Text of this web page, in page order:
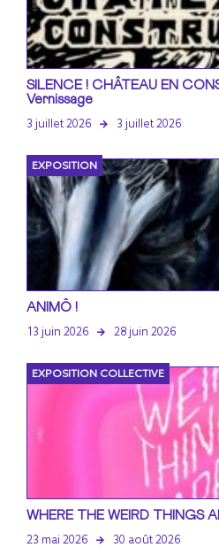
SILENCE ! CHÂTEAU EN
Vernissage
3 juillet 2026 3 juillet 2026
EXPOSITION
ANIMÔ !
13 juin 2026 28 juin 2026
EXPOSITION COLLECTIVE
WHERE THE WEIRD THINGS
23 mai 2026 30 août 2026